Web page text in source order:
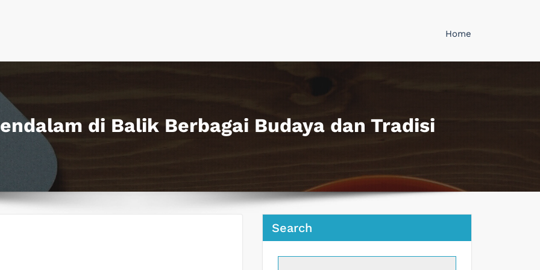
Home
di Balik Berbagai Budaya dan Tradisi
Search